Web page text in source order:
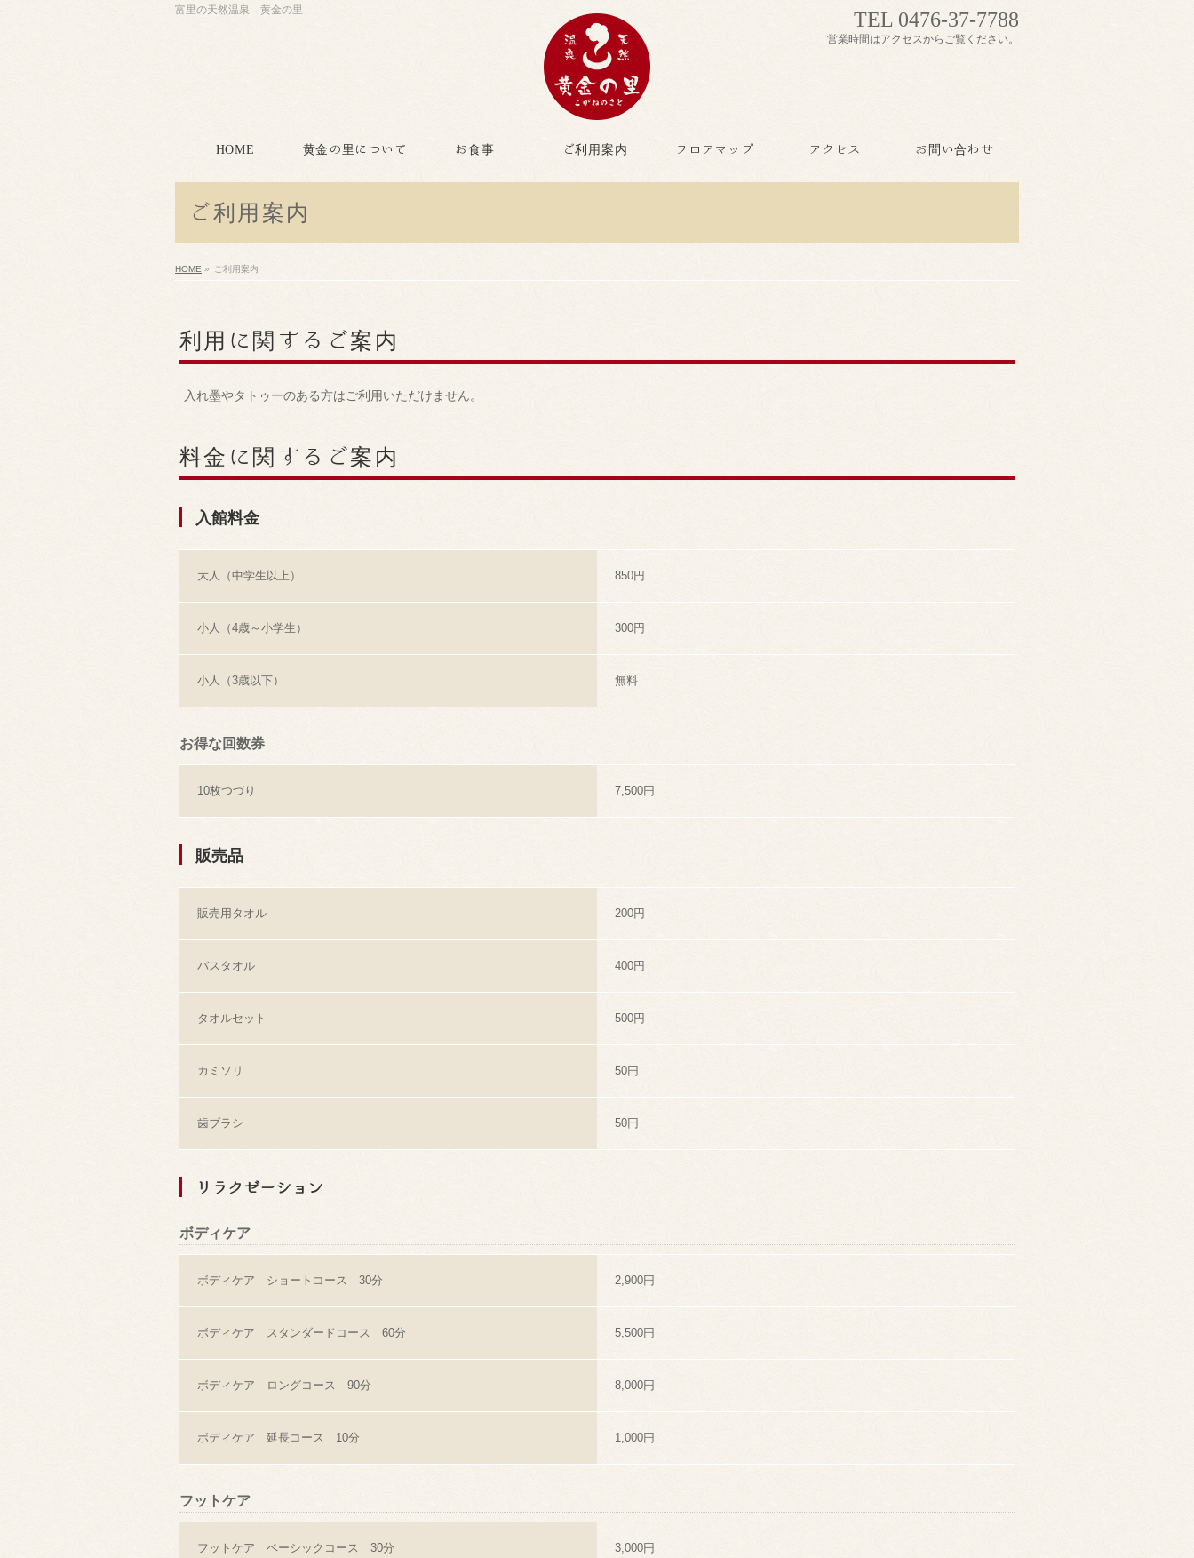
富里の天然温泉 黄金の里 TEL 0476-37-7788
営業時間はアクセスからご覧ください。
HOME 黄金の里について お食事 ご利用案内 フロアマップ アクセス お問い合わせ
ご利用案内
HOME » ご利用案内
利用に関するご案内
入れ墨やタトゥーのある方はご利用いただけません。
料金に関するご案内
入館料金
大人（中学生以上） 850円
小人（4歳～小学生） 300円
小人（3歳以下） 無料
お得な回数券
10枚つづり 7,500円
販売品
販売用タオル 200円
バスタオル 400円
タオルセット 500円
カミソリ 50円
歯ブラシ 50円
リラクゼーション
ボディケア
ボディケア ショートコース 30分 2,900円
ボディケア スタンダードコース 60分 5,500円
ボディケア ロングコース 90分 8,000円
ボディケア 延長コース 10分 1,000円
フットケア
フットケア ベーシックコース 30分 3,000円